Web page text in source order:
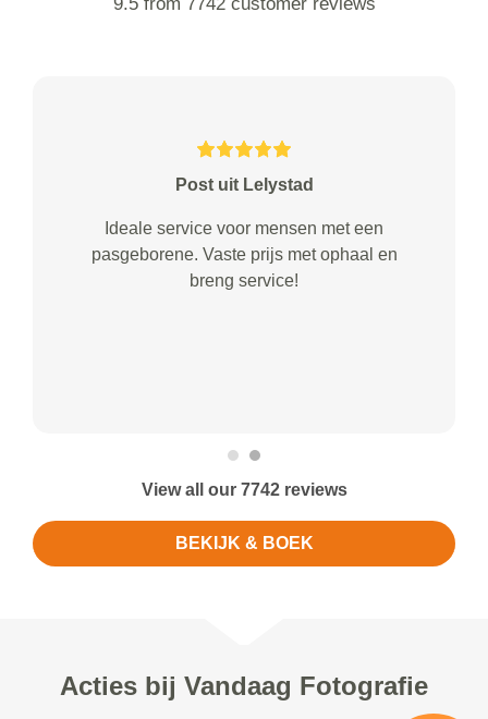
Post uit Lelystad
Ideale service voor mensen met een
pasgeborene. Vaste prijs met ophaal en
breng service!
View all our 7742 reviews
BEKIJK & BOEK
Acties bij Vandaag Fotografie